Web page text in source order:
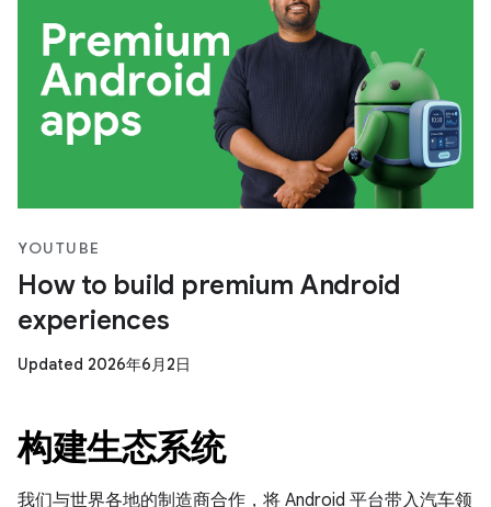
YOUTUBE
How to build premium Android
experiences
Updated 2026年6月2日
构建生态系统
我们与世界各地的制造商合作，将 Android 平台带入汽车领